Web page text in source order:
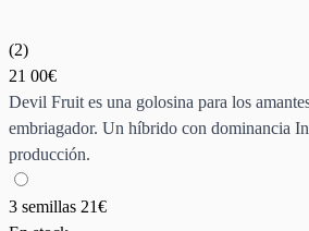
(2)
21 00€
Devil Fruit es una golosina para los
embriagador. Un híbrido con dominancia
producción.
3 semillas 21€